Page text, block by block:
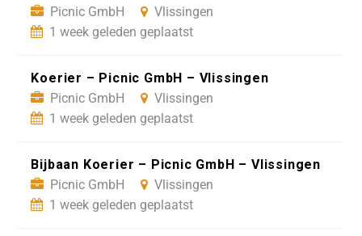
Picnic GmbH
Vlissingen
1 week geleden geplaatst
Koerier – Picnic GmbH – Vlissingen
Picnic GmbH
Vlissingen
1 week geleden geplaatst
Bijbaan Koerier – Picnic GmbH – Vlissingen
Picnic GmbH
Vlissingen
1 week geleden geplaatst